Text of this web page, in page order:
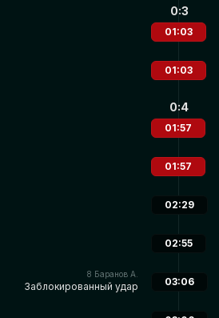
0:3
01:03
01:03
0:4
01:57
01:57
02:29
02:55
8 Баранов А.
Заблокированный удар 03:06